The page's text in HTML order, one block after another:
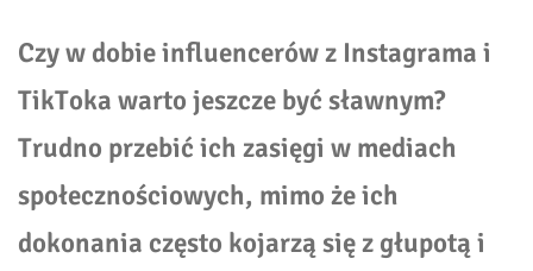
Czy w dobie influencerów z Instagrama i
TikToka warto jeszcze być sławnym?
Trudno przebić ich zasięgi w mediach
społecznościowych, mimo że ich
dokonania często kojarzą się z głupotą i